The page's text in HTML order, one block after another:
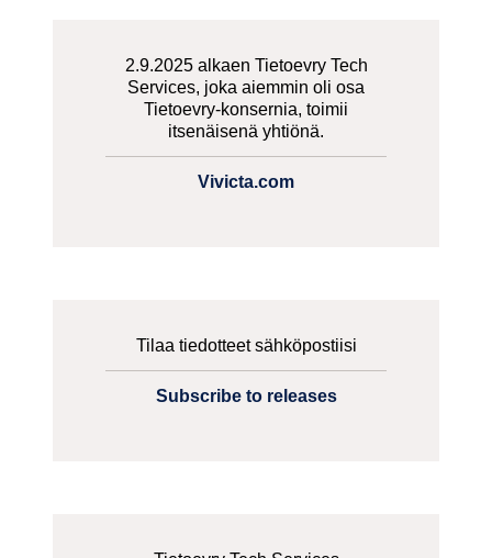
2.9.2025 alkaen Tietoevry Tech
Services, joka aiemmin oli osa
Tietoevry-konsernia, toimii
itsenäisenä yhtiönä.
Vivicta.com
Tilaa tiedotteet sähköpostiisi
Subscribe to releases